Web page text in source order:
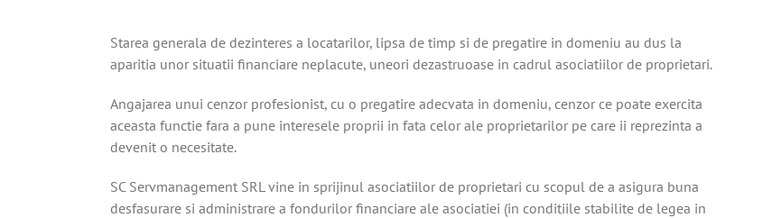
Starea generala de dezinteres a locatarilor, lipsa de timp si de pregatire in domeniu au dus la
aparitia unor situatii financiare neplacute, uneori dezastruoase in cadrul asociatiilor de proprietari.
Angajarea unui cenzor profesionist, cu o pregatire adecvata in domeniu, cenzor ce poate exercita
aceasta functie fara a pune interesele proprii in fata celor ale proprietarilor pe care ii reprezinta a
devenit o necesitate.
SC Servmanagement SRL vine in sprijinul asociatiilor de proprietari cu scopul de a asigura buna
desfasurare si administrare a fondurilor financiare ale asociatiei (in conditiile stabilite de legea in